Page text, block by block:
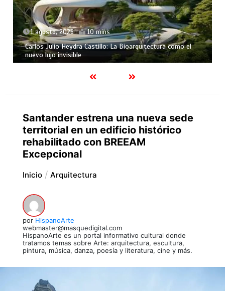
1 agosto, 2026 10 mins
Carlos Julio Heydra Castillo: La Bioarquitectura como el
nuevo lujo invisible
Santander estrena una nueva sede
territorial en un edificio histórico
rehabilitado con BREEAM
Excepcional
Inicio Arquitectura
por HispanoArte
webmaster@masquedigital.com
HispanoArte es un portal informativo cultural donde
tratamos temas sobre Arte: arquitectura, escultura,
pintura, música, danza, poesía y literatura, cine y más.